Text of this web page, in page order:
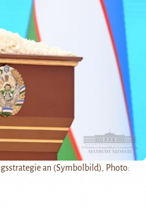
an (Symbolbild), Photo: